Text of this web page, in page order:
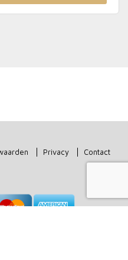
Privacy Contact